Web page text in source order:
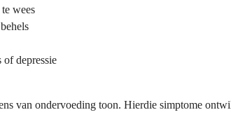
wees
of depressie
van ondervoeding toon. Hierdie simptome